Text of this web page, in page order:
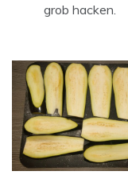
grob hacken.